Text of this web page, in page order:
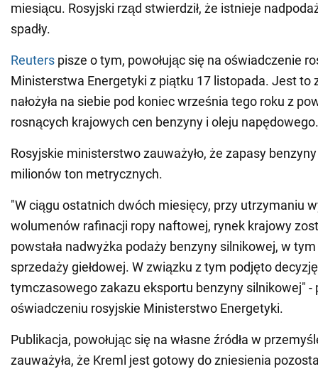
miesiącu. Rosyjski rząd stwierdził, że istnieje
spadły.
Reuters pisze o tym, powołując się na oświadczenie
Ministerstwa Energetyki z piątku 17 listopada. Jest to
nałożyła na siebie pod koniec września tego roku z
rosnących krajowych cen benzyny i oleju napędowego.
Rosyjskie ministerstwo zauważyło, że zapasy benzyny
milionów ton metrycznych.
"W ciągu ostatnich dwóch miesięcy, przy utrzymaniu
wolumenów rafinacji ropy naftowej, rynek krajowy
powstała nadwyżka podaży benzyny silnikowej, w
sprzedaży giełdowej. W związku z tym podjęto
tymczasowego zakazu eksportu benzyny silnikowej" -
oświadczeniu rosyjskie Ministerstwo Energetyki.
Publikacja, powołując się na własne źródła w
zauważyła, że Kreml jest gotowy do zniesienia